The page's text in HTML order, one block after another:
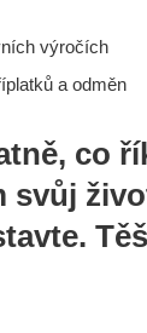
výročích
a odměn
co
svůj